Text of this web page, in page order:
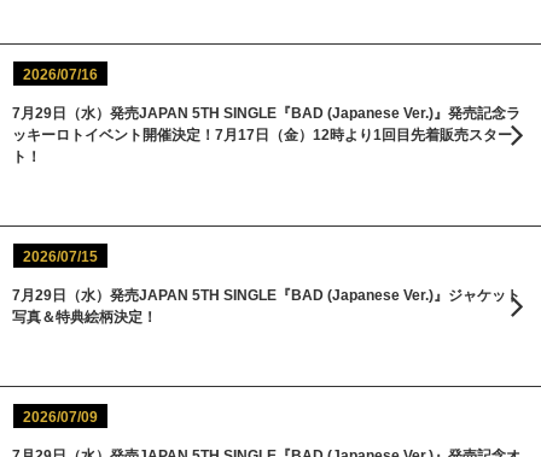
2026/07/16
7月29日（水）発売JAPAN 5TH SINGLE『BAD (Japanese Ver.)』発売記念ラ
ッキーロトイベント開催決定！7月17日（金）12時より1回目先着販売スター
ト！
2026/07/15
7月29日（水）発売JAPAN 5TH SINGLE『BAD (Japanese Ver.)』ジャケット
写真＆特典絵柄決定！
2026/07/09